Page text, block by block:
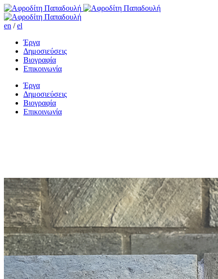
en /el
Έργα
Δημοσιεύσεις
Βιογραφία
Επικοινωνία
Έργα
Δημοσιεύσεις
Βιογραφία
Επικοινωνία
Η συνάντηση δυο ονειροπόλων